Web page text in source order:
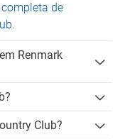
de
.
Renmark
Club?